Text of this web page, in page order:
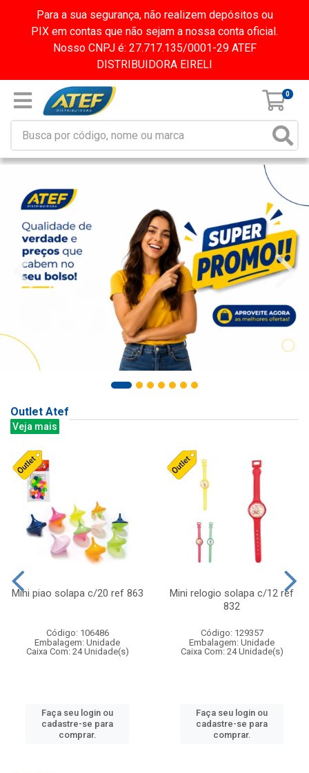
Para a sua segurança, não realizem depósitos ou
PIX em contas que não sejam a nossa conta oficial.
Nosso CNPJ é: 27.717.135/0001-29 ATEF
DISTRIBUIDORA EIRELI
0
Outlet Atef
Veja mais
Mini piao solapa c/20 ref 863
Código: 106486
Embalagem: Unidade
Caixa Com: 24 Unidade(s)
Faça seu login ou
cadastre-se para
comprar.
Mini relogio solapa c/12 ref
832
Código: 129357
Embalagem: Unidade
Caixa Com: 24 Unidade(s)
Faça seu login ou
cadastre-se para
comprar.